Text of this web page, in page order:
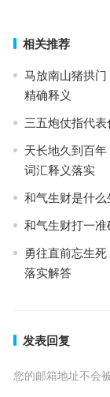
相关推荐
马放南山猪拱
精确释义
三五炮仗指代
天长地久到百
词汇释义落实
和气生财是什
和气生财打一准
勇往直前忘生
落实解答
发表回复
您的邮箱地址不会被